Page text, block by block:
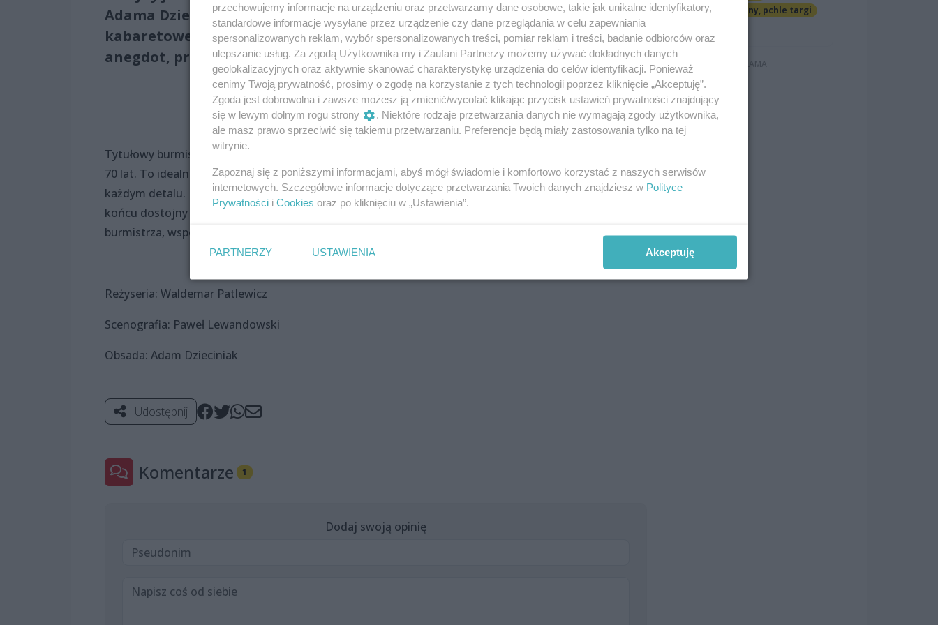
Adama Dzieciniaka na podstawie tekstu Tomasza Jachimka, artysty
kabaretowego, konferansjera, publicysty i tekściarza. Nie zabraknie
anegdot, przebojów muzycznych oraz historii o kulisach władzy.
Tytułowy burmistrz, najlepszy w dziejach miasteczka (stanowisko piastuje już 40 lat), kończy właśnie
70 lat. To idealna okazja do spektakularnego odejścia na emeryturę. Uroczystość zaplanowana jest w
każdym detalu. Najpierw pożegnanie w magistracie, później uroczysta msza święta w kościele, a na
końcu dostojny pochód ulicami miasteczka. 70 minut celebry na 70 urodziny. Czy ceremonia zadowoli
burmistrza, współpracowników, jego rodzinę i mieszkańców miasteczka?
Reżyseria: Waldemar Patlewicz
Scenografia: Paweł Lewandowski
Obsada: Adam Dzieciniak
Udostępnij
Komentarze 1
Dodaj swoją opinię
Jarmarki, festyny, pchle targi
przechowujemy informacje na urządzeniu oraz przetwarzamy dane osobowe, takie jak unikalne identyfikatory,
standardowe informacje wysyłane przez urządzenie czy dane przeglądania w celu zapewniania
spersonalizowanych reklam, wybór spersonalizowanych treści, pomiar reklam i treści, badanie odbiorców oraz
ulepszanie usług. Za zgodą Użytkownika my i Zaufani Partnerzy możemy używać dokładnych danych
geolokalizacyjnych oraz aktywnie skanować charakterystykę urządzenia do celów identyfikacji. Ponieważ
cenimy Twoją prywatność, prosimy o zgodę na korzystanie z tych technologii poprzez kliknięcie „Akceptuję”.
Zgoda jest dobrowolna i zawsze możesz ją zmienić/wycofać klikając przycisk ustawień prywatności znajdujący
się w lewym dolnym rogu strony
. Niektóre rodzaje przetwarzania danych nie wymagają zgody użytkownika,
ale masz prawo sprzeciwić się takiemu przetwarzaniu. Preferencje będą miały zastosowania tylko na tej
witrynie.
Zapoznaj się z poniższymi informacjami, abyś mógł świadomie i komfortowo korzystać z naszych serwisów
internetowych. Szczegółowe informacje dotyczące przetwarzania Twoich danych znajdziesz w Polityce
Prywatności i Cookies oraz po kliknięciu w „Ustawienia”.
PARTNERZY USTAWIENIA Akceptuję